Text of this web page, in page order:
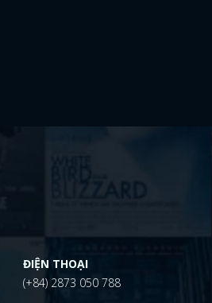
ĐIỆN THOẠI
(+84) 2873 050 788